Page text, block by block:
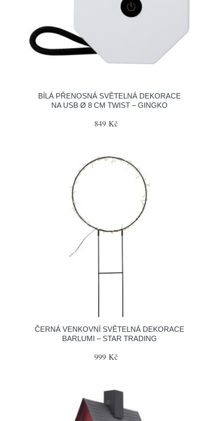
BÍLÁ PŘENOSNÁ SVĚTELNÁ DEKORACE
NA USB Ø 8 CM TWIST – GINGKO
849 Kč
ČERNÁ VENKOVNÍ SVĚTELNÁ DEKORACE
BARLUMI – STAR TRADING
999 Kč